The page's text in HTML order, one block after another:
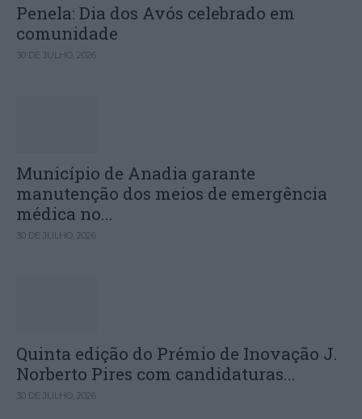
Penela: Dia dos Avós celebrado em
comunidade
30 DE JULHO, 2026
Município de Anadia garante
manutenção dos meios de emergência
médica no...
30 DE JULHO, 2026
Quinta edição do Prémio de Inovação J.
Norberto Pires com candidaturas...
30 DE JULHO, 2026